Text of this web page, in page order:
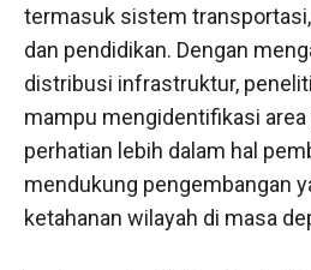
termasuk sistem
dan pendidikan. Dengan
distribusi infrastruktur,
mampu mengidentifikasi
perhatian lebih dalam hal
mendukung pengembangan
ketahanan wilayah di masa